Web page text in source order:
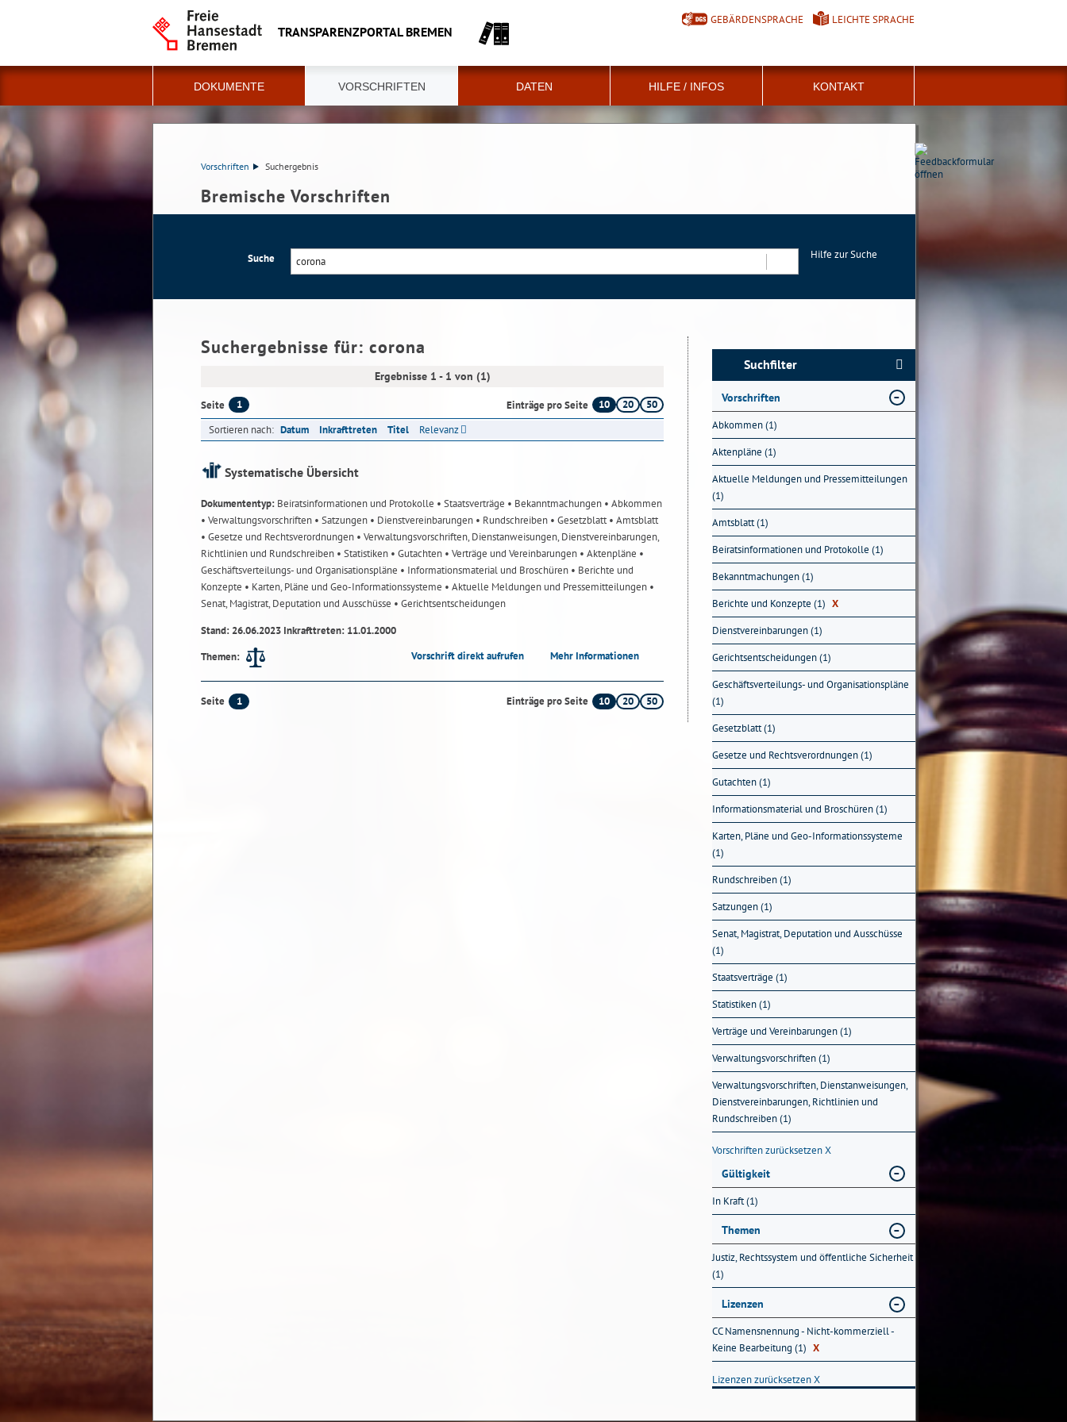
TRANSPARENZPORTAL BREMEN
GEBÄRDENSPRACHE LEICHTE SPRACHE
DOKUMENTE VORSCHRIFTEN DATEN HILFE / INFOS KONTAKT
Vorschriften Suchergebnis
Bremische Vorschriften
Suche
Hilfe zur Suche
Suchergebnisse für: corona
Ergebnisse 1 - 1 von (1)
Seite 1 Einträge pro Seite 10 20
50
Sortieren nach: Datum Inkrafttreten Titel Relevanz
Systematische Übersicht
Dokumententyp: Beiratsinformationen und Protokolle • Staatsverträge • Bekanntmachungen • Abkommen
• Verwaltungsvorschriften • Satzungen • Dienstvereinbarungen • Rundschreiben • Gesetzblatt• Amtsblatt
• Gesetze und Rechtsverordnungen • Verwaltungsvorschriften, Dienstanweisungen, Dienstvereinbarungen,
Richtlinien und Rundschreiben • Statistiken • Gutachten • Verträge und Vereinbarungen • Aktenpläne •
Geschäftsverteilungs- und Organisationspläne • Informationsmaterial und Broschüren • Berichte und
Konzepte • Karten, Pläne und Geo-Informationssysteme • Aktuelle Meldungen und Pressemitteilungen •
Senat, Magistrat, Deputation und Ausschüsse • Gerichtsentscheidungen
Stand: 26.06.2023 Inkrafttreten: 11.01.2000
Themen:
Vorschrift direkt aufrufen Mehr Informationen
Seite 1 Einträge pro Seite 10 20 50
Suchfilter
Vorschriften
Abkommen (1)
Aktenpläne (1)
Aktuelle Meldungen und Pressemitteilungen
(1)
Amtsblatt (1)
Beiratsinformationen und Protokolle (1)
Bekanntmachungen (1)
Berichte und Konzepte (1) X
Dienstvereinbarungen (1)
Gerichtsentscheidungen (1)
Geschäftsverteilungs- und Organisationspläne
(1)
Gesetzblatt (1)
Gesetze und Rechtsverordnungen (1)
Gutachten (1)
Informationsmaterial und Broschüren (1)
Karten, Pläne und Geo-Informationssysteme
(1)
Rundschreiben (1)
Satzungen (1)
Senat, Magistrat, Deputation und Ausschüsse
(1)
Staatsverträge (1)
Statistiken (1)
Verträge und Vereinbarungen (1)
Verwaltungsvorschriften (1)
Verwaltungsvorschriften, Dienstanweisungen,
Dienstvereinbarungen, Richtlinien und
Rundschreiben (1)
Vorschriften zurücksetzenX
Gültigkeit
In Kraft (1)
Themen
Justiz, Rechtssystem und öffentliche Sicherheit
(1)
Lizenzen
CC Namensnennung - Nicht-kommerziell -
Keine Bearbeitung (1) X
Lizenzen zurücksetzenX